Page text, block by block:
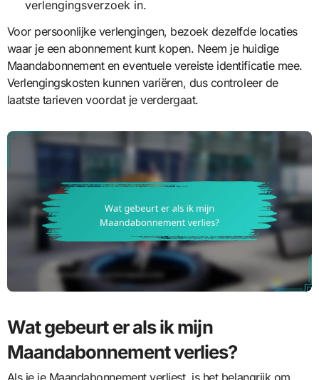
verlengingsverzoek in.
Voor persoonlijke verlengingen, bezoek dezelfde locaties
waar je een abonnement kunt kopen. Neem je huidige
Maandabonnement en eventuele vereiste identificatie mee.
Verlengingskosten kunnen variëren, dus controleer de
laatste tarieven voordat je verdergaat.
Wat gebeurt er als ik mijn
Maandabonnement verlies?